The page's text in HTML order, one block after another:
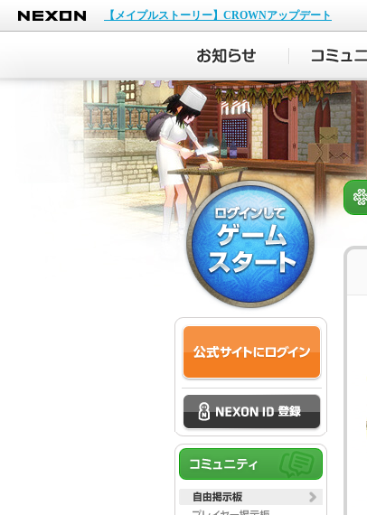
NEXON
【メイプルストーリー】CROWNアップデート